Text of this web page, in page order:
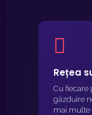
Rețea
Cu fiecare
găzduire
mai multe